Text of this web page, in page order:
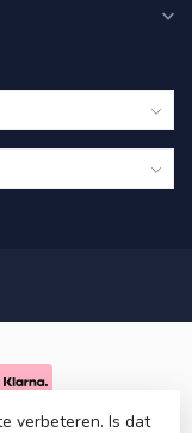
byLightspeed-
verbeteren. Is dat